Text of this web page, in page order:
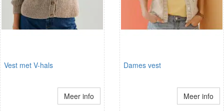
Vest met V-hals
Meer info
Dames vest
Meer info